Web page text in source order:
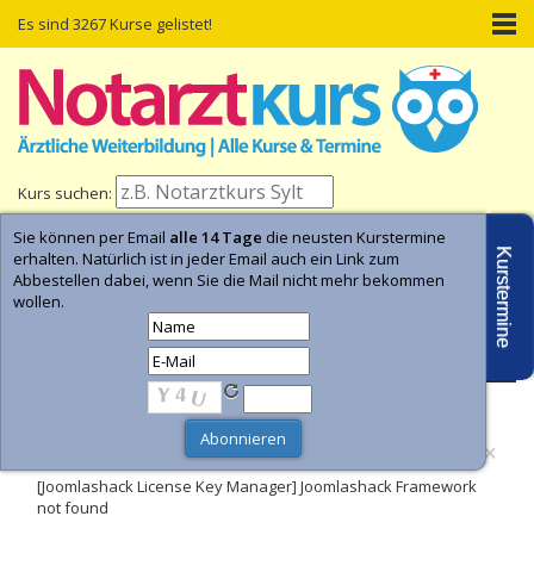
Es sind 3267 Kurse gelistet!
Kurs suchen:
Home Kurs-Termine Kurs-Suche
×
[Joomlashack License Key Manager] Joomlashack Framework
not found
Kurstermine
Sie können per Email alle 14 Tage die neusten Kurstermine
erhalten. Natürlich ist in jeder Email auch ein Link zum
Abbestellen dabei, wenn Sie die Mail nicht mehr bekommen
wollen.